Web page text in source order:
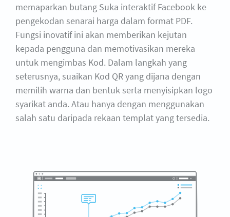
memaparkan butang Suka interaktif Facebook ke
pengekodan senarai harga dalam format PDF.
Fungsi inovatif ini akan memberikan kejutan
kepada pengguna dan memotivasikan mereka
untuk mengimbas Kod. Dalam langkah yang
seterusnya, suaikan Kod QR yang dijana dengan
memilih warna dan bentuk serta menyisipkan logo
syarikat anda. Atau hanya dengan menggunakan
salah satu daripada rekaan templat yang tersedia.